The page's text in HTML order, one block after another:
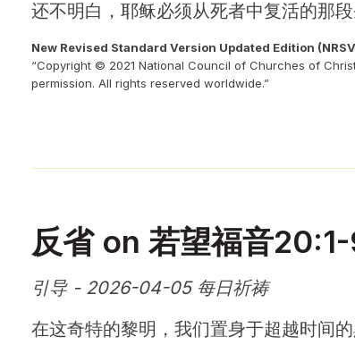
还不明白，耶稣必须从死者中复活的那段
New Revised Standard Version Updated Edition
“Copyright © 2021 National Council of Churches of
permission. All rights reserved worldwide.”
反省 on 若望福音
引导 - 2026-04-05 每日祈祷
在这奇特的黎明，我们置身于超越时间